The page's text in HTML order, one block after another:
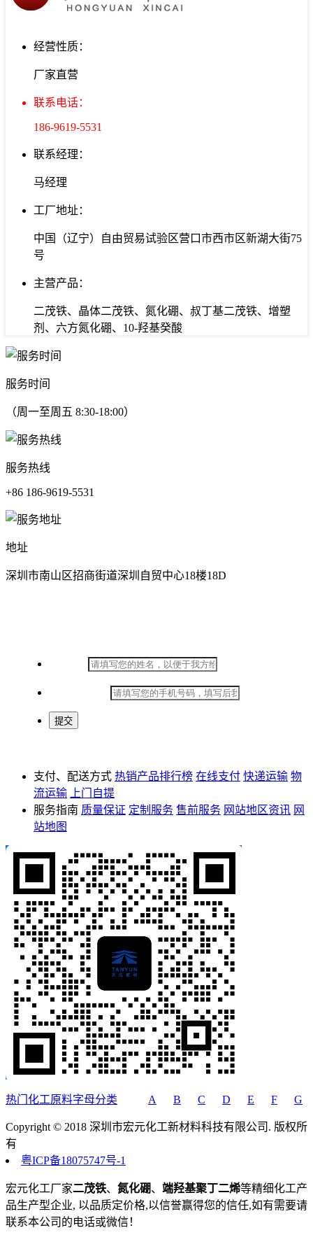
经营性质：
厂家直营
联系电话：
186-9619-5531
联系经理：
马经理
工厂地址：
中国（辽宁）自由贸易试验区营口市西市区新湖大街75
号
主营产品：
二茂铁、晶体二茂铁、氮化硼、叔丁基二茂铁、增塑
剂、六方氮化硼、10-羟基癸酸
服务时间
（周一至周五 8:30-18:00）
服务热线
+86 186-9619-5531
地址
深圳市南山区招商街道深圳自贸中心18楼18D
支付、配送方式 热销产品排行榜 在线支付 快递运输 物
流运输
上门自提
服务指南 质量保证 定制服务 售前服务 网站地区资讯 网
站地图
热门化工原料字母分类 A B C D E F G
Copyright © 2018 深圳市宏元化工新材料科技有限公司. 版权所
有
粤ICP备18075747号-1
宏元化工厂家二茂铁、 氮化硼、 端羟基聚丁二烯等精细化工产
品生产型企业, 以品质定价格,以信誉赢得您的信任,如有需要请
联系本公司的电话或微信！